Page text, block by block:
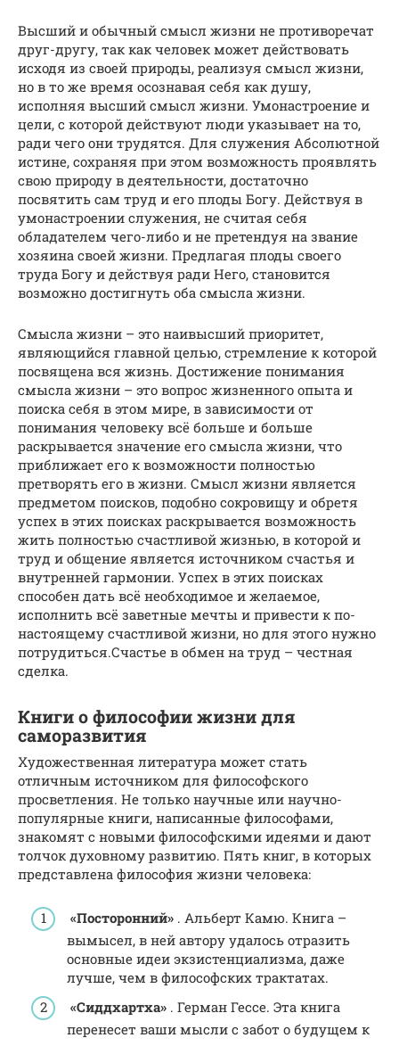
Высший и обычный смысл жизни не противоречат
друг-другу, так как человек может действовать
исходя из своей природы, реализуя смысл жизни,
но в то же время осознавая себя как душу,
исполняя высший смысл жизни. Умонастроение и
цели, с которой действуют люди указывает на то,
ради чего они трудятся. Для служения Абсолютной
истине, сохраняя при этом возможность проявлять
свою природу в деятельности, достаточно
посвятить сам труд и его плоды Богу. Действуя в
умонастроении служения, не считая себя
обладателем чего-либо и не претендуя на звание
хозяина своей жизни. Предлагая плоды своего
труда Богу и действуя ради Него, становится
возможно достигнуть оба смысла жизни.
Смысла жизни – это наивысший приоритет,
являющийся главной целью, стремление к которой
посвящена вся жизнь. Достижение понимания
смысла жизни – это вопрос жизненного опыта и
поиска себя в этом мире, в зависимости от
понимания человеку всё больше и больше
раскрывается значение его смысла жизни, что
приближает его к возможности полностью
претворять его в жизни. Смысл жизни является
предметом поисков, подобно сокровищу и обретя
успех в этих поисках раскрывается возможность
жить полностью счастливой жизнью, в которой и
труд и общение является источником счастья и
внутренней гармонии. Успех в этих поисках
способен дать всё необходимое и желаемое,
исполнить всё заветные мечты и привести к по-
настоящему счастливой жизни, но для этого нужно
потрудиться.Счастье в обмен на труд – честная
сделка.
Книги о философии жизни для
саморазвития
Художественная литература может стать
отличным источником для философского
просветления. Не только научные или научно-
популярные книги, написанные философами,
знакомят с новыми философскими идеями и дают
толчок духовному развитию. Пять книг, в которых
представлена философия жизни человека:
«Посторонний» . Альберт Камю. Книга –
вымысел, в ней автору удалось отразить
основные идеи экзистенциализма, даже
лучше, чем в философских трактатах.
«Сиддхартха» . Герман Гессе. Эта книга
перенесет ваши мысли с забот о будущем к